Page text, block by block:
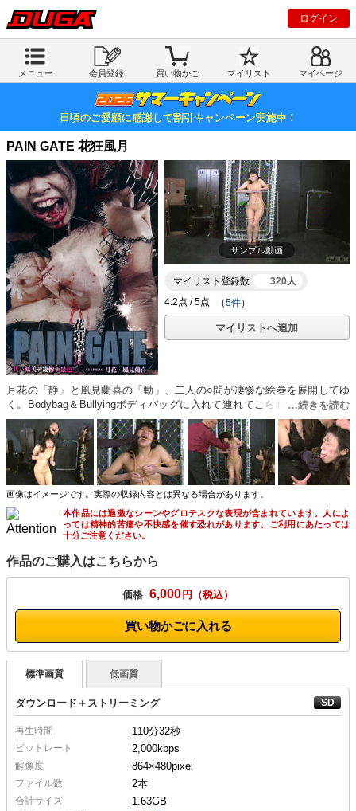
ログイン
メニュー 会員登録 買い物かご マイリスト マイページ
日頃のご愛顧に感謝して割引キャンペーン実施中！
PAIN GATE 花狂風月
サンプル動画
マイリスト登録数
320人
（5件）
マイリストへ追加
月花の「静」と風見蘭喜の「動」、二人の○問が凄惨な絵巻を展開してゆ
く。Bodybag＆Bullyingボディバッグに入れて連れてこられた少女。バッ
クに入ったまま蹴られ、踏まれてリンチを受ける。トラウマである炎で精
神的に追い込まれ、泣き崩れると鞭による折○を受ける。To○ture Chair手
足を椅子に拘束されて針による○問を受ける。長針舌貫通から始まり、ス
プリットタンを施した舌を上下左右に引っ張り、胸の谷間を縫合する。太
腿にはケインで打擲を受け、乳房に貫通した長針にはスタンガンを使用し
たカウントダウン通電責め。Whip打撃の苦手な少女に容赦なく捲きつく一
本鞭。鈍い音と共に激痛が走る。バラ鞭を使用した顔面往復打擲（ビン
タ）は鼓膜を破るほどの衝撃。Suicide suspensions背中上部にフックを貫
通して垂直に吊る。10Gほどもあるフックを通す痛みと自身の体重により
れる身体を容赦なく蹴り飛ばす。労いの言葉のかわりに蛍光灯で頭を割る
暴挙は無残。
画像はイメージです。実際の収録内容とは異なる場合があります。
本作品には過激なシーンやグロテスクな表現が含まれています。人によ
っては精神的苦痛や不快感を催す恐れがあります。ご利用にあたっては
十分ご注意ください。
作品のご購入はこちらから
価格 6,000 円
買い物かごに入れる
標準画質 低画質
ダウンロード＋ストリーミング
再生時間 110分32秒
ビットレート 2,000kbps
解像度 864×480pixel
ファイル数 2本
合計サイズ 1.63GB